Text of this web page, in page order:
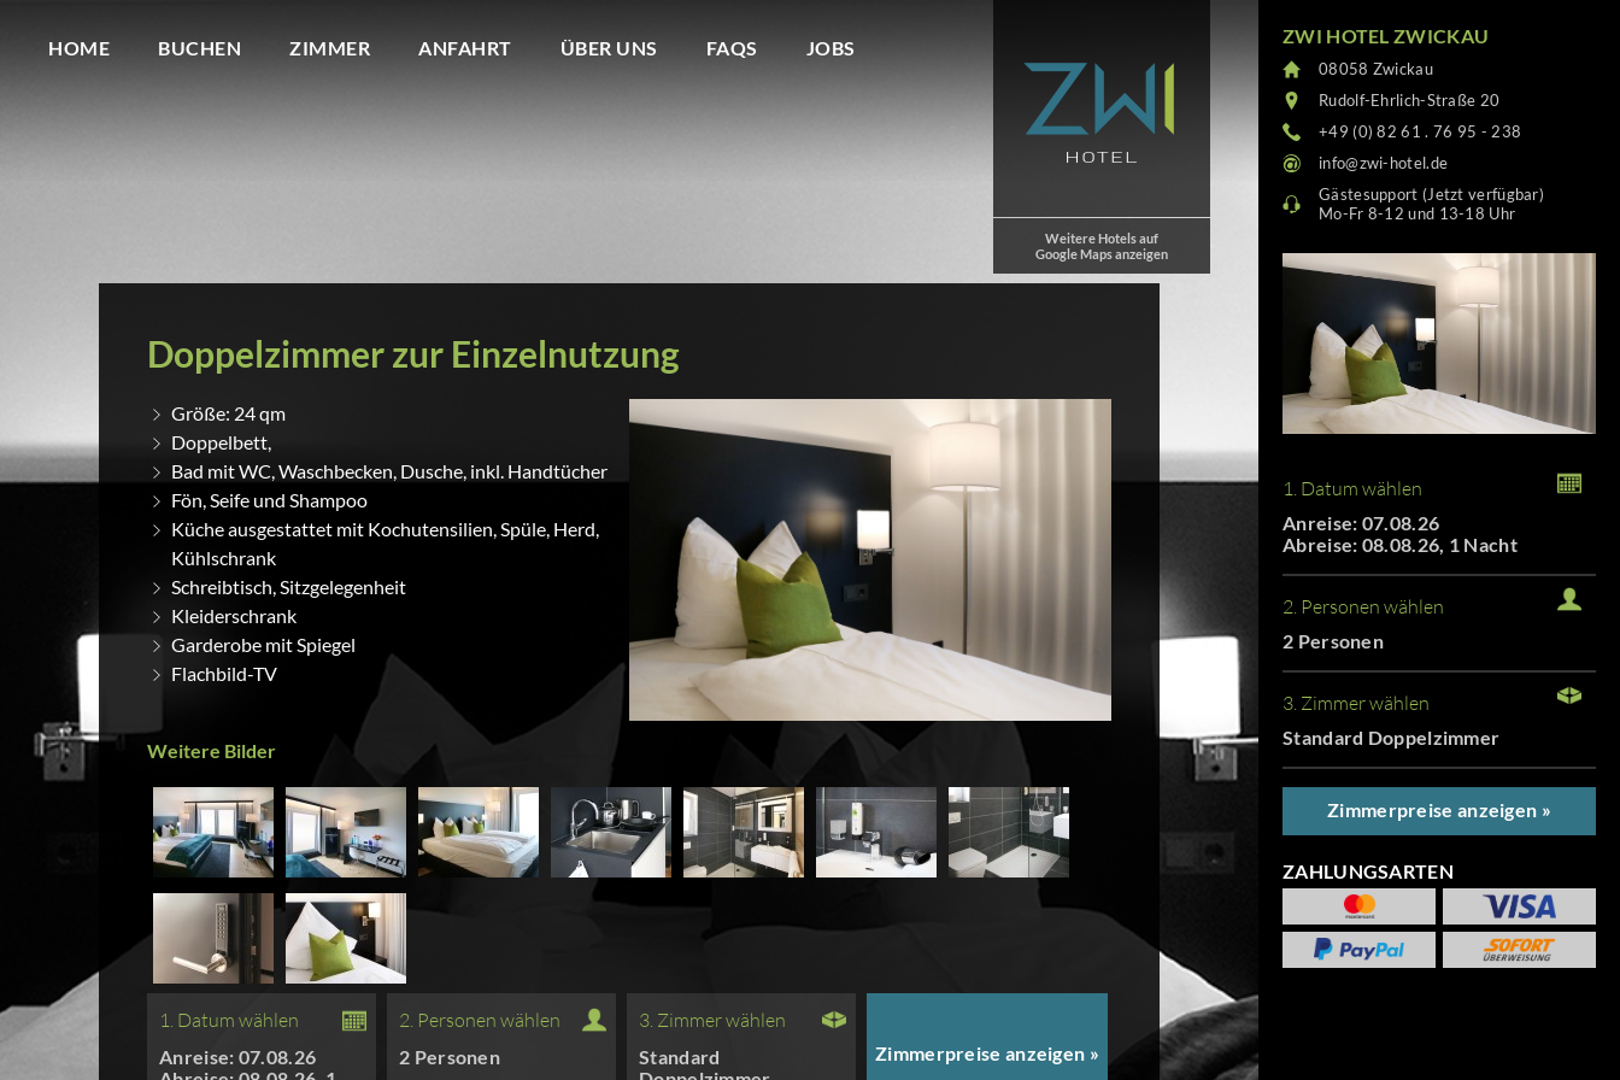
Weitere Hotels auf
Google Maps anzeigen
HOME BUCHEN ZIMMER ANFAHRT ÜBER UNS FAQS JOBS
Doppelzimmer zur Einzelnutzung
Größe: 24 qm
Doppelbett,
Bad mit WC, Waschbecken, Dusche, inkl. Handtücher
Fön, Seife und Shampoo
Küche ausgestattet mit Kochutensilien, Spüle, Herd,
Kühlschrank
Schreibtisch, Sitzgelegenheit
Kleiderschrank
Garderobe mit Spiegel
Flachbild-TV
Weitere Bilder
1. Datum wählen
Anreise: 07.08.26
2. Personen wählen
2 Personen
3. Zimmer wählen
Standard
Zimmerpreise anzeigen »
ZWI HOTEL ZWICKAU
08058 Zwickau
Rudolf-Ehrlich-Straße 20
+49 (0) 82 61 . 76 95 - 238
info@zwi-hotel.de
Gästesupport (Jetzt verfügbar)
Mo-Fr 8-12 und 13-18 Uhr
1. Datum wählen
Anreise: 07.08.26
Abreise: 08.08.26, 1 Nacht
2. Personen wählen
2 Personen
3. Zimmer wählen
Standard Doppelzimmer
Zimmerpreise anzeigen »
ZAHLUNGSARTEN